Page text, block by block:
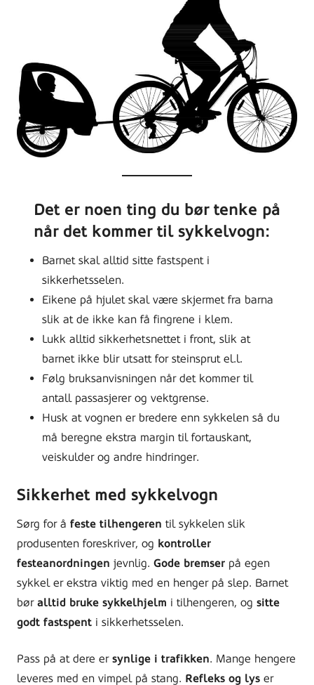
Det er noen ting du bør tenke på
når det kommer til sykkelvogn:
Barnet skal alltid sitte fastspent i
sikkerhetsselen.
Eikene på hjulet skal være skjermet fra barna
slik at de ikke kan få fingrene i klem.
Lukk alltid sikkerhetsnettet i front, slik at
barnet ikke blir utsatt for steinsprut el.l.
Følg bruksanvisningen når det kommer til
antall passasjerer og vektgrense.
Husk at vognen er bredere enn sykkelen så du
må beregne ekstra margin til fortauskant,
veiskulder og andre hindringer.
Sikkerhet med sykkelvogn
Sørg for å feste tilhengeren til sykkelen slik
produsenten foreskriver, og kontroller
festeanordningen jevnlig. Gode bremser på egen
sykkel er ekstra viktig med en henger på slep. Barnet
bør alltid bruke sykkelhjelm i tilhengeren, og sitte
godt fastspent i sikkerhetsselen.
Pass på at dere er synlige i trafikken. Mange hengere
leveres med en vimpel på stang. Refleks og lys er